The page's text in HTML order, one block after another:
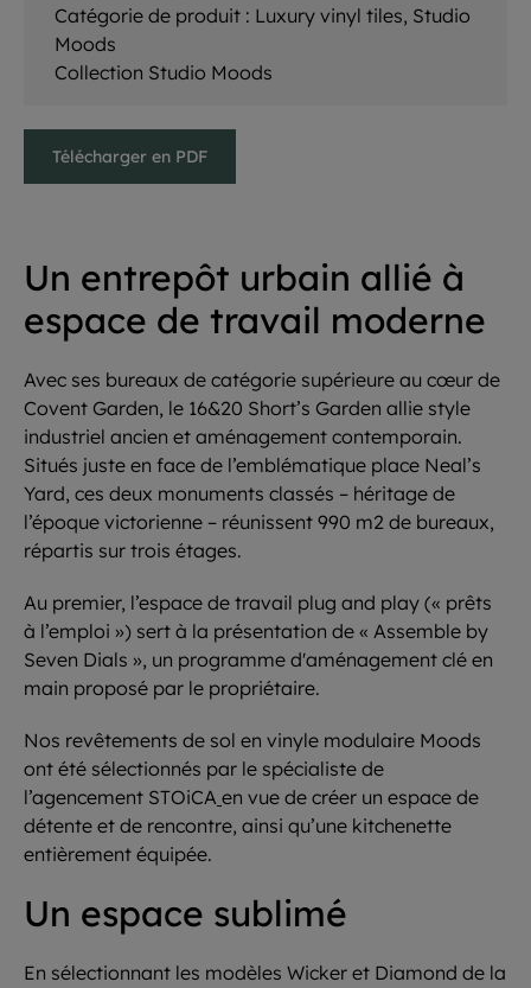
Catégorie de produit : Luxury vinyl tiles, Studio
Moods
Collection Studio Moods
Télécharger en PDF
Un entrepôt urbain allié à
espace de travail moderne
Avec ses bureaux de catégorie supérieure au cœur de
Covent Garden, le 16&20 Short’s Garden allie style
industriel ancien et aménagement contemporain.
Situés juste en face de l’emblématique place Neal’s
Yard, ces deux monuments classés – héritage de
l’époque victorienne – réunissent 990 m2 de bureaux,
répartis sur trois étages.
Au premier, l’espace de travail plug and play (« prêts
à l’emploi ») sert à la présentation de « Assemble by
Seven Dials », un programme d'aménagement clé en
main proposé par le propriétaire.
Nos revêtements de sol en vinyle modulaire Moods
ont été sélectionnés par le spécialiste de
l’agencement STOiCA en vue de créer un espace de
détente et de rencontre, ainsi qu’une kitchenette
entièrement équipée.
Un espace sublimé
En sélectionnant les modèles Wicker et Diamond de la